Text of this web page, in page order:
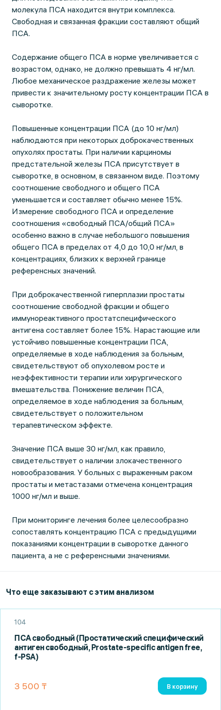
молекула ПСА находится внутри комплекса.
Свободная и связанная фракции составляют общий
ПСА.
Содержание общего ПСА в норме увеличивается с
возрастом, однако, не должно превышать 4 нг/мл.
Любое механическое раздражение железы может
привести к значительному росту концентрации ПСА в
сыворотке.
Повышенные концентрации ПСА (до 10 нг/мл)
наблюдаются при некоторых доброкачественных
опухолях простаты. При наличии карциномы
предстательной железы ПСА присутствует в
сыворотке, в основном, в связанном виде. Поэтому
соотношение свободного и общего ПСА
уменьшается и составляет обычно менее 15%.
Измерение свободного ПСА и определение
соотношения «свободный ПСА/общий ПСА»
особенно важно в случае небольшого повышения
общего ПСА в пределах от 4,0 до 10,0 нг/мл, в
концентрациях, близких к верхней границе
референсных значений.
При доброкачественной гиперплазии простаты
соотношение свободной фракции и общего
иммунореактивного простатспецифического
антигена составляет более 15%. Нарастающие или
устойчиво повышенные концентрации ПСА,
определяемые в ходе наблюдения за больным,
свидетельствуют об опухолевом росте и
неэффективности терапии или хирургического
вмешательства. Понижение величин ПСА,
определяемое в ходе наблюдения за больным,
свидетельствует о положительном
терапевтическом эффекте.
Значение ПСА выше 30 нг/мл, как правило,
свидетельствует о наличии злокачественного
новообразования. У больных с выраженным раком
простаты и метастазами отмечена концентрация
1000 нг/мл и выше.
При мониторинге лечения более целесообразно
сопоставлять концентрацию ПСА с предыдущими
показаниями концентрации в сыворотке данного
пациента, а не с референсными значениями.
Что еще заказывают с этим анализом
104
ПСА свободный (Простатический специфический
антиген свободный, Prostate-specific antigen free,
f-PSA)
3 500 ₸ В корзину